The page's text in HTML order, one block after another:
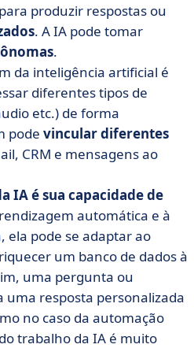
produzir respostas ou
. A IA pode tomar
.
da inteligência artificial é
diferentes tipos de
etc.) de forma
pode vincular diferentes
CRM e mensagens ao
IA é sua capacidade de
automática e à
pode se adaptar ao
um banco de dados à
uma pergunta ou
uma resposta personalizada
no caso da automação
trabalho da IA é muito